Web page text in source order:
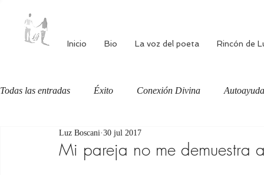
Inicio Bio La voz del poeta Rincón de
Todas las entradas Éxito Conexión Divina Autoayuda
Autoestima Alimentación consciente
Mi pareja no me demuestra
Luz Boscani 30 jul 2017